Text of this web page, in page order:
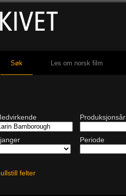
Søk Les om norsk film
Produksjonsår
Periode
Nullstill felter